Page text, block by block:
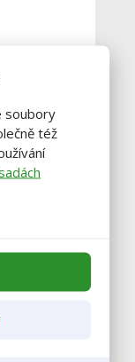
2018
rok 2018
koně
chovu
soubory
též